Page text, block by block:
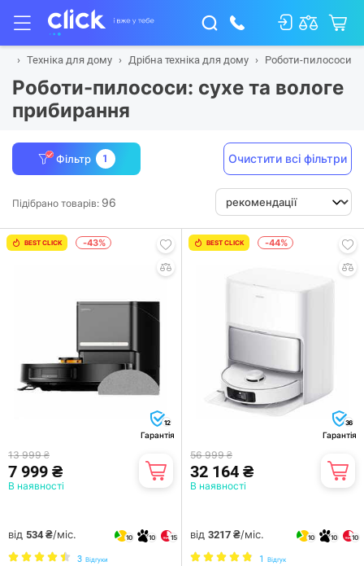
Техніка для дому Дрібна техніка для дому Роботи-пилососи
Роботи-пилососи: сухе та вологе
прибирання
Фільтр 1 Очистити всі фільтри
Підібрано товарів: 96
BEST CLICK -43%
12
Гарантія
13 999 ₴
7 999 ₴
В наявності
від 534 ₴/міс. 10 10 15
3 Відгуки
BEST CLICK -44%
36
Гарантія
56 999 ₴
32 164 ₴
В наявності
від 3217 ₴/міс. 10 10 10
1 Відгук